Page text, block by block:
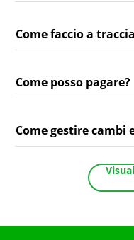
Come faccio a
Come posso pagare?
Come gestire cambi